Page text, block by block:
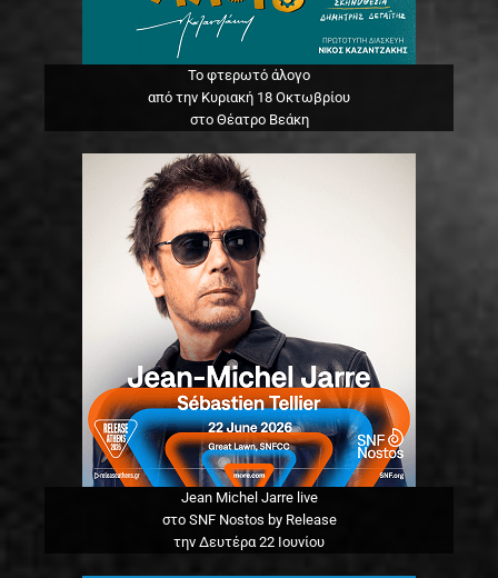
Το φτερωτό άλογο
από την Κυριακή 18 Οκτωβρίου
στο Θέατρο Βεάκη
Jean Michel Jarre live
στο SNF Nostos by Release
την Δευτέρα 22 Ιουνίου